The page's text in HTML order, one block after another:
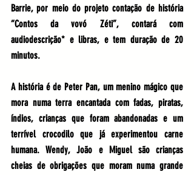
Barrie, por meio do projeto contação de história
“Contos da vovó Zéti”, contará com
audiodescrição* e libras, e tem duração de 20
minutos.
A história é de Peter Pan, um menino mágico que
mora numa terra encantada com fadas, piratas,
índios, crianças que foram abandonadas e um
terrível crocodilo que já experimentou carne
humana. Wendy, João e Miguel são crianças
cheias de obrigações que moram numa grande